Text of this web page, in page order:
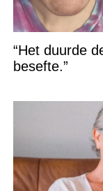
“Het duurde
besefte.”